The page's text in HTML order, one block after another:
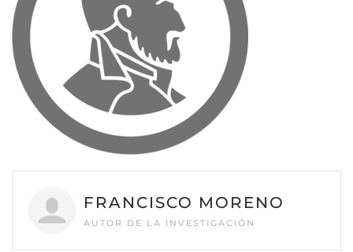
FRANCISCO MORENO
AUTOR DE LA INVESTIGACIÓN